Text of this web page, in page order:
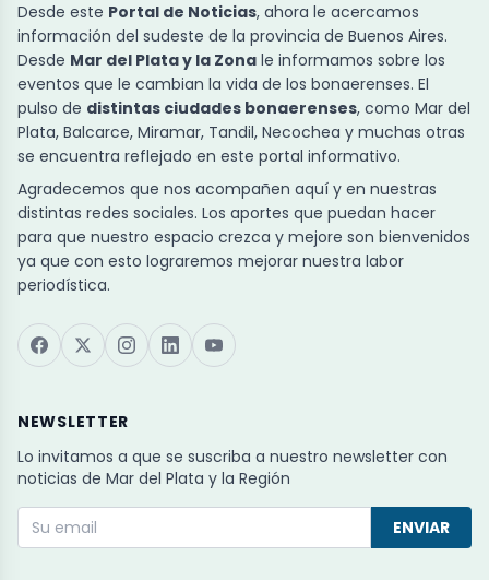
Desde este Portal de Noticias, ahora le acercamos
información del sudeste de la provincia de Buenos Aires.
Desde Mar del Plata y la Zona le informamos sobre los
eventos que le cambian la vida de los bonaerenses. El
pulso de distintas ciudades bonaerenses, como Mar del
Plata, Balcarce, Miramar, Tandil, Necochea y muchas otras
se encuentra reflejado en este portal informativo.
Agradecemos que nos acompañen aquí y en nuestras
distintas redes sociales. Los aportes que puedan hacer
para que nuestro espacio crezca y mejore son bienvenidos
ya que con esto lograremos mejorar nuestra labor
periodística.
NEWSLETTER
Lo invitamos a que se suscriba a nuestro newsletter con
noticias de Mar del Plata y la Región
ENVIAR